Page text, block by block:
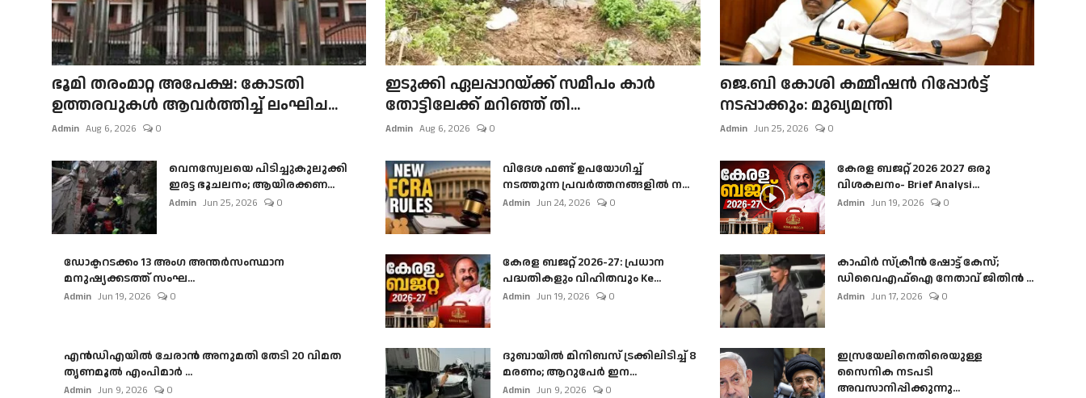
ഭൂമി തരംമാറ്റ അപേക്ഷ: കോടതി
ഉത്തരവുകൾ ആവർത്തിച്ച് ലംഘിച...
Admin Aug 6, 2026 0
ഇടുക്കി ഏലപ്പാറയ്ക്ക് സമീപം കാർ
തോട്ടിലേക്ക് മറിഞ്ഞ് തി...
Admin Aug 6, 2026 0
ജെ.ബി കോശി കമ്മീഷൻ റിപ്പോർട്ട്
നടപ്പാക്കും: മുഖ്യമന്ത്രി
Admin Jun 25, 2026 0
വെനസ്വേലയെ പിടിച്ചുകുലുക്കി
ഇരട്ട ഭൂചലനം; ആയിരക്കണ...
Admin Jun 25, 2026 0
വിദേശ ഫണ്ട് ഉപയോഗിച്ച്
നടത്തുന്ന പ്രവർത്തനങ്ങളിൽ ന...
Admin Jun 24, 2026 0
കേരള ബജറ്റ് 2026 2027 ഒരു
വിശകലനം- Brief Analysi...
Admin Jun 19, 2026 0
ഡോക്ടറടക്കം 13 അംഗ അന്തർസംസ്ഥാന
മനുഷ്യക്കടത്ത് സംഘ...
Admin Jun 19, 2026 0
കേരള ബജറ്റ് 2026-27: പ്രധാന
പദ്ധതികളും വിഹിതവും Ke...
Admin Jun 19, 2026 0
കാഫിർ സ്‌ക്രീൻ ഷോട്ട് കേസ്;
ഡിവൈഎഫ്ഐ നേതാവ് ജിതിൻ ...
Admin Jun 17, 2026 0
എൻഡിഎയിൽ ചേരാൻ അനുമതി തേടി 20 വിമത
തൃണമൂൽ എംപിമാർ ...
Admin Jun 9, 2026 0
ദുബായിൽ മിനിബസ്​ ട്രക്കിലിടിച്ച് 8
മരണം; ആറുപേർ ഇന...
Admin Jun 9, 2026 0
ഇസ്രയേലിനെതിരെയുള്ള
സൈനിക നടപടി
അവസാനിപ്പിക്കുന്നു...